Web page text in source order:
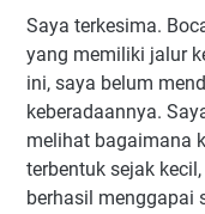
Saya terkesima.
yang memiliki jalur
ini, saya belum
keberadaannya.
melihat bagaimana
terbentuk sejak
berhasil menggapai